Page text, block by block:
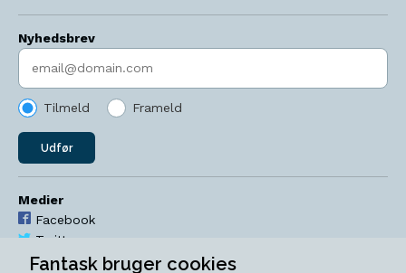
Nyhedsbrev
Indtast søgeord
Tilmeld Frameld
Udfør
Medier
Facebook
Twitter
YouTube
Fantask bruger cookies